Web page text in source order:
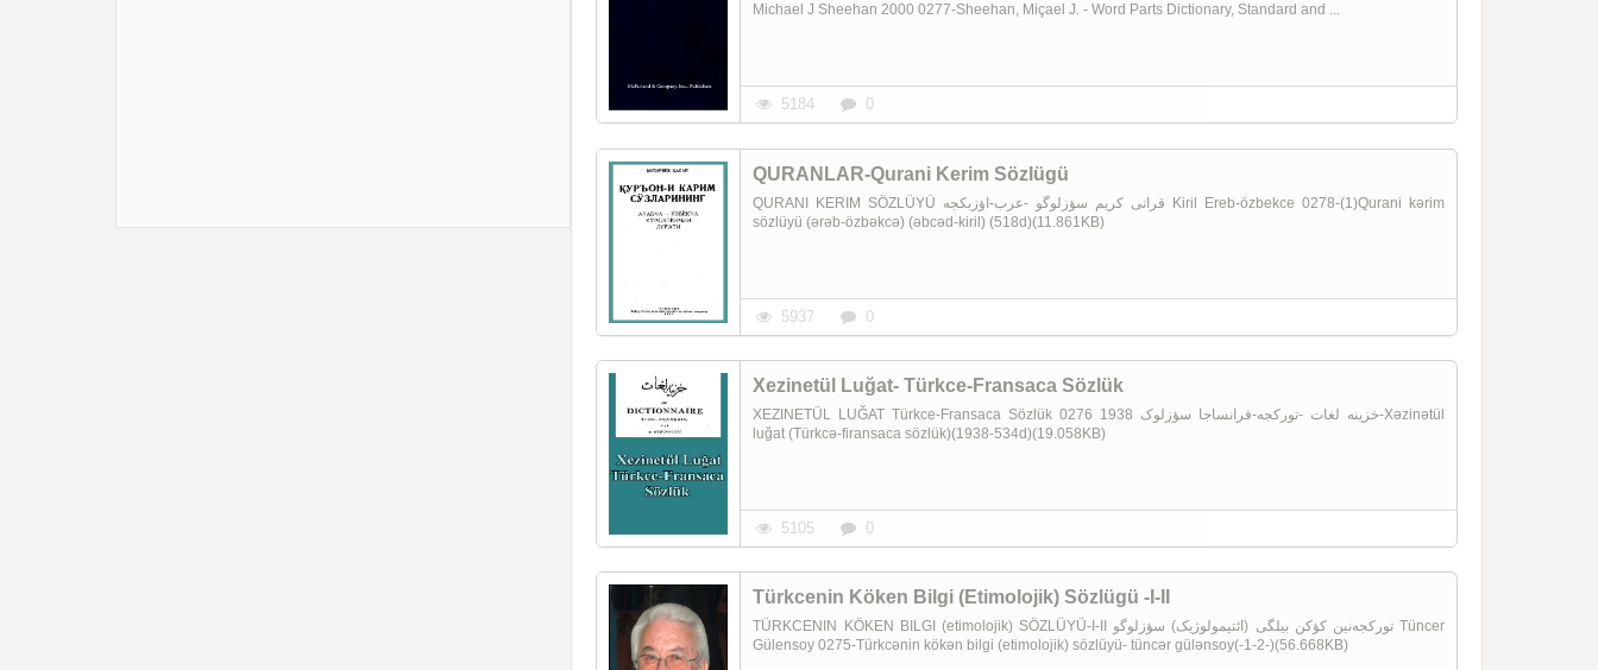
Michael J Sheehan 2000 0277-Sheehan, Miçael J. - Word Parts Dictionary, Standard and ...
5184 0
QURANLAR-Qurani Kerim Sözlügü
QURANI KERIM SÖZLÜYÜ قرانی کریم سؤزلوگو -عرب-اؤزبکجه Kiril Ereb-özbekce 0278-(1)Qurani kərim
sözlüyü (ərəb-özbəkcə) (əbcəd-kiril) (518d)(11.861KB)
5937 0
Xezinetül Luğat- Türkce-Fransaca Sözlük
XEZINETÜL LUĞAT Türkce-Fransaca Sözlük خزینه لغات -تورکجه-فرانساجا سؤزلوک 1938 0276-Xəzinətül
luğat (Türkcə-firansaca sözlük)(1938-534d)(19.058KB)
5105 0
Türkcenin Köken Bilgi (Etimolojik) Sözlügü -I-II
TÜRKCENIN KÖKEN BILGI (etimolojik) SÖZLÜYÜ-I-II تورکجه‌نین کؤکن بیلگی (ائتیمولوژیک) سؤزلوگو Tüncer
Gülensoy 0275-Türkcənin kökən bilgi (etimolojik) sözlüyü- tüncər gülənsoy(-1-2-)(56.668KB)